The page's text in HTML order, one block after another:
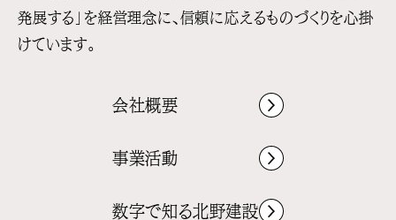
発展する」を経営理念に、信頼に応えるものづくりを心掛
けています。
会社概要
事業活動
数字で知る北野建設